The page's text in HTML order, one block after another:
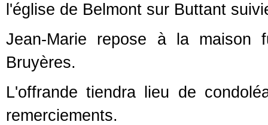
l'église de Belmont sur Buttant
Jean-Marie repose à la maison
Bruyères.
L'offrande tiendra lieu de
remerciements.